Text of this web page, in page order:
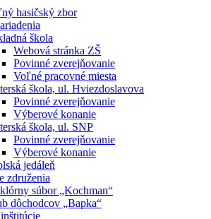
hasičský zbor
škola
Webová stránka ZŠ
Povinné zverejňovanie
Voľné pracovné miesta
škola, ul. Hviezdoslavova
Povinné zverejňovanie
Výberové konanie
škola, ul. SNP
Povinné zverejňovanie
Výberové konanie
jedáleň
združenia
súbor „Kochman“
dôchodcov „Bapka“